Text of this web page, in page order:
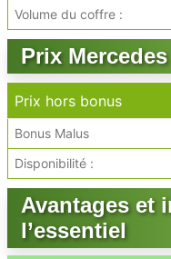
Volume du coffre :
Prix
Prix hors bonus
Bonus Malus
Disponibilité :
Avantages et
l’essentiel